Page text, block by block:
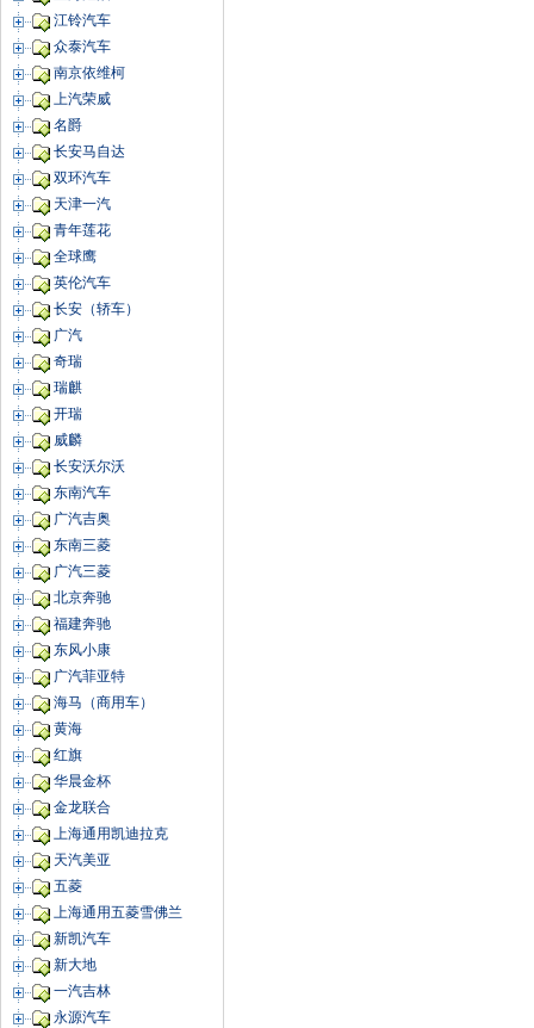
江铃汽车
众泰汽车
南京依维柯
上汽荣威
名爵
长安马自达
双环汽车
天津一汽
青年莲花
全球鹰
英伦汽车
长安（轿车）
广汽
奇瑞
瑞麒
开瑞
威麟
长安沃尔沃
东南汽车
广汽吉奥
东南三菱
广汽三菱
北京奔驰
福建奔驰
东风小康
广汽菲亚特
海马（商用车）
黄海
红旗
华晨金杯
金龙联合
上海通用凯迪拉克
天汽美亚
五菱
上海通用五菱雪佛兰
新凯汽车
新大地
一汽吉林
永源汽车